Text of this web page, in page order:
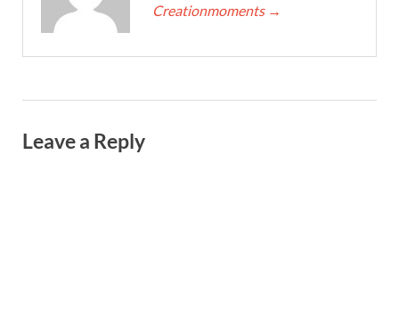
Creationmoments →
Leave a Reply